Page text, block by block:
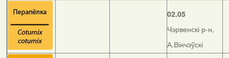
02.05
Чэрвенскі р-н,
А.Вінчэўскі